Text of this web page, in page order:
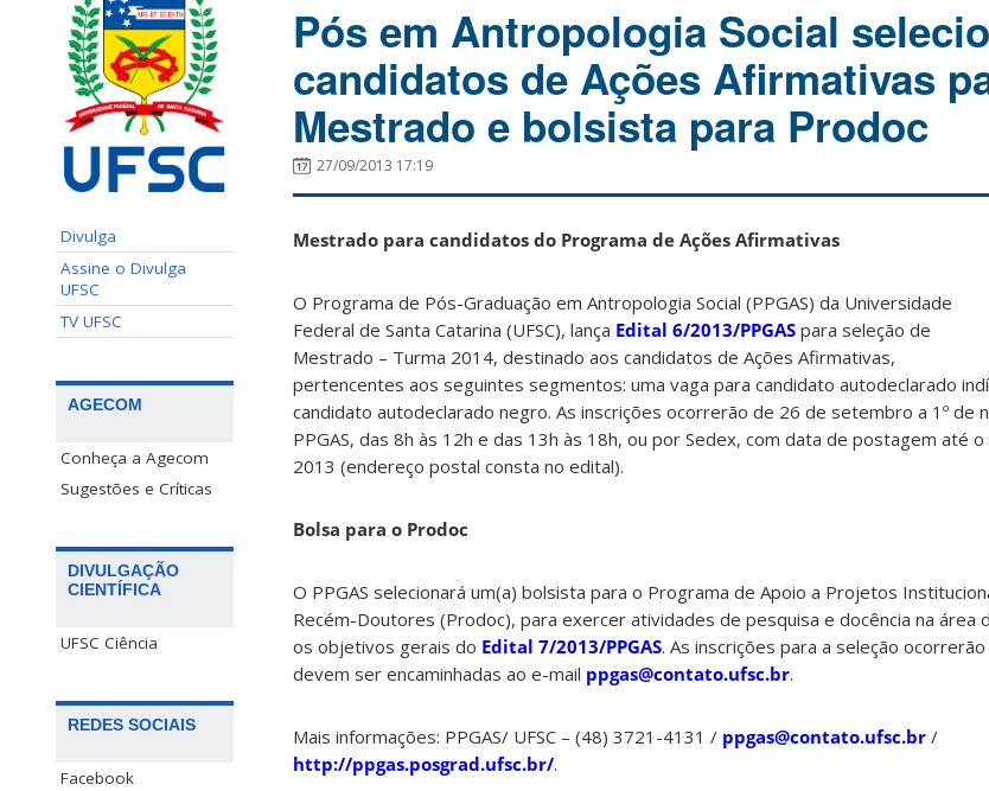
Divulga
Assine o Divulga
UFSC
TV UFSC
AGECOM
Conheça a Agecom
Sugestões e Críticas
DIVULGAÇÃO
CIENTÍFICA
UFSC Ciência
REDES SOCIAIS
Facebook
Pós em Antropologia Social
candidatos de Ações Afirmativas
Mestrado e bolsista para Prodoc
27/09/2013 17:19
Mestrado para candidatos do Programa de Ações Afirmativas
O Programa de Pós-Graduação em Antropologia Social (PPGAS) da Universidade
Federal de Santa Catarina (UFSC), lança Edital 6/2013/PPGAS para seleção de
Mestrado – Turma 2014, destinado aos candidatos de Ações Afirmativas,
pertencentes aos seguintes segmentos: uma vaga para candidato autodeclarado
candidato autodeclarado negro. As inscrições ocorrerão de 26 de setembro a 1º de
PPGAS, das 8h às 12h e das 13h às 18h, ou por Sedex, com data de postagem até
2013 (endereço postal consta no edital).
Bolsa para o Prodoc
O PPGAS selecionará um(a) bolsista para o Programa de Apoio a Projetos
Recém-Doutores (Prodoc), para exercer atividades de pesquisa e docência na área
os objetivos gerais do Edital 7/2013/PPGAS. As inscrições para a seleção
devem ser encaminhadas ao e-mail ppgas@contato.ufsc.br.
Mais informações: PPGAS/ UFSC – (48) 3721-4131 / ppgas@contato.ufsc.br /
http://ppgas.posgrad.ufsc.br/.